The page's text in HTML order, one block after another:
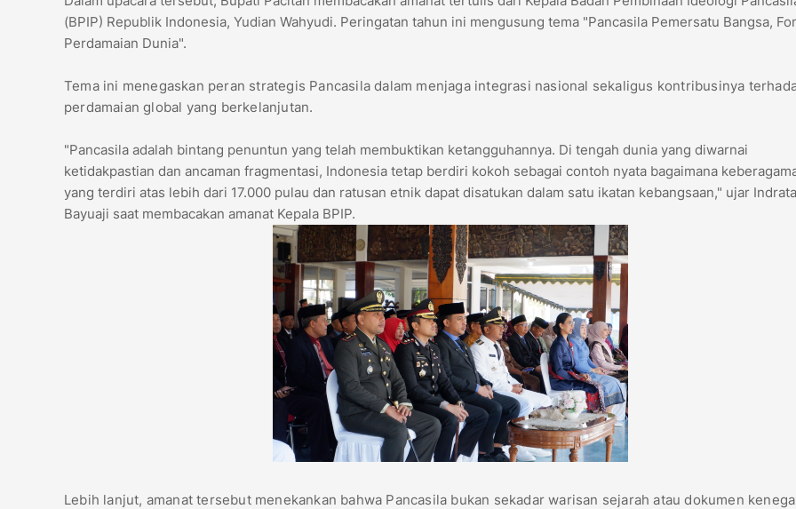
(BPIP) Republik Indonesia, Yudian Wahyudi. Peringatan tahun ini mengusung tema "Pancasila Pemersatu Bangsa,
Perdamaian Dunia".
​Tema ini menegaskan peran strategis Pancasila dalam menjaga integrasi nasional sekaligus kontribusinya
perdamaian global yang berkelanjutan.
​"Pancasila adalah bintang penuntun yang telah membuktikan ketangguhannya. Di tengah dunia yang diwarnai
ketidakpastian dan ancaman fragmentasi, Indonesia tetap berdiri kokoh sebagai contoh nyata bagaimana
yang terdiri atas lebih dari 17.000 pulau dan ratusan etnik dapat disatukan dalam satu ikatan kebangsaan," ujar
Bayuaji saat membacakan amanat Kepala BPIP.
​Lebih lanjut, amanat tersebut menekankan bahwa Pancasila bukan sekadar warisan sejarah atau dokumen